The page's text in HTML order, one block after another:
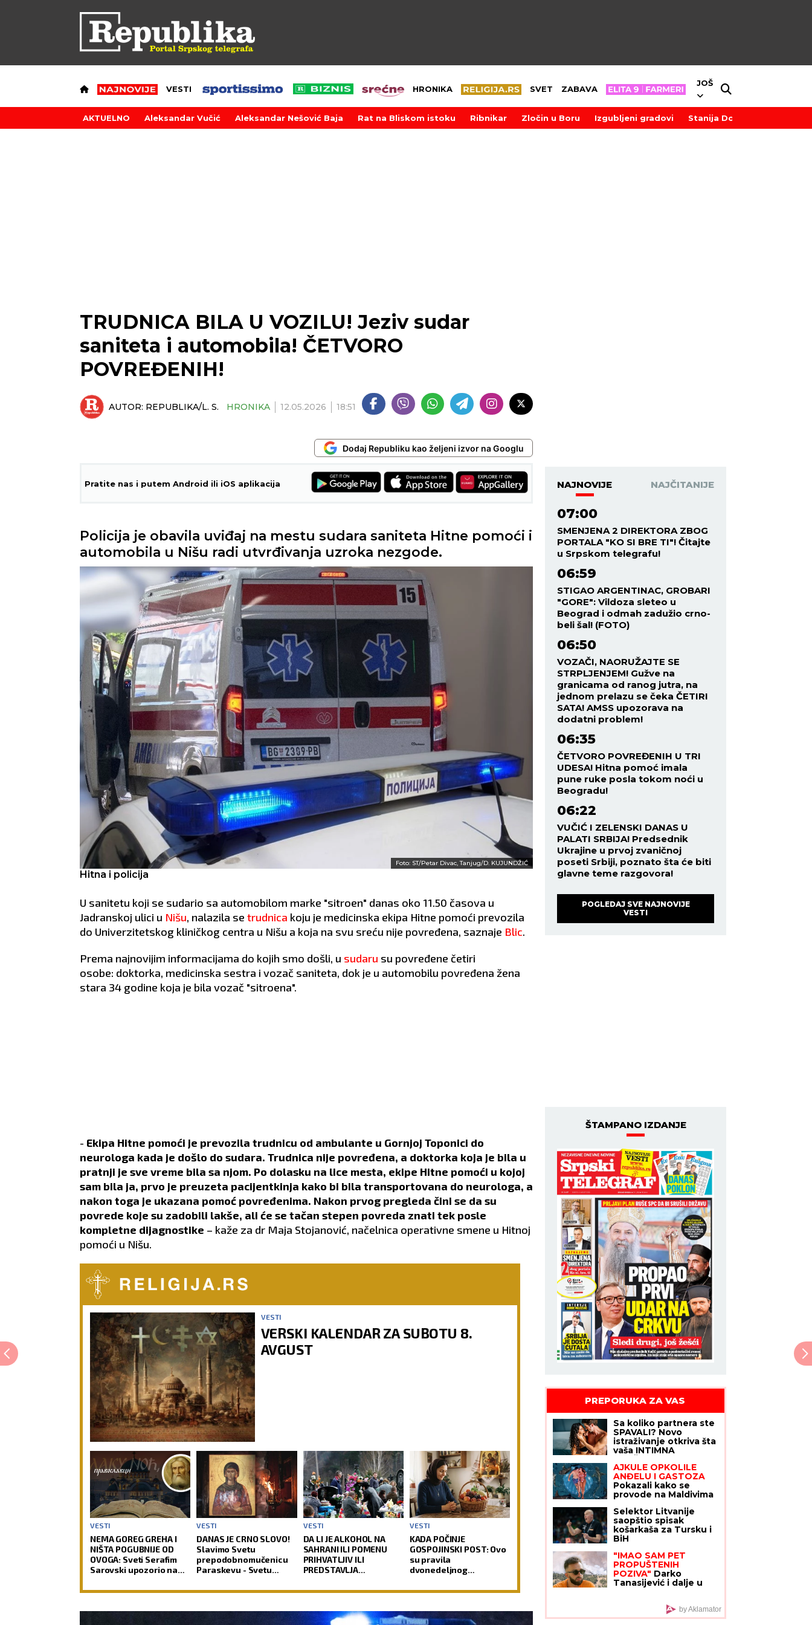
VESTI HRONIKA SVET ZABAVA
JOŠ
AKTUELNO Aleksandar Vučić Aleksandar Nešović Baja Rat na Bliskom istoku Ribnikar Zločin u Boru Izgubljeni gradovi Stanija Dobrojević
TRUDNICA BILA U VOZILU! Jeziv sudar
saniteta i automobila! ČETVORO
POVREĐENIH!
AUTOR: REPUBLIKA/L. S. HRONIKA 12.05.2026 18:51
Dodaj Republiku kao željeni izvor na Googlu
Pratite nas i putem Android ili iOS aplikacija
Policija je obavila uviđaj na mestu sudara saniteta Hitne pomoći i
automobila u Nišu radi utvrđivanja uzroka nezgode.
Foto: ST/Petar Divac, Tanjug/D. KUJUNDŽIĆ
Hitna i policija
U sanitetu koji se sudario sa automobilom marke "sitroen" danas oko 11.50 časova u
Jadranskoj ulici u Nišu, nalazila se trudnica koju je medicinska ekipa Hitne pomoći prevozila
do Univerzitetskog kliničkog centra u Nišu a koja na svu sreću nije povređena, saznaje Blic.
Prema najnovijim informacijama do kojih smo došli, u sudaru su povređene četiri
osobe: doktorka, medicinska sestra i vozač saniteta, dok je u automobilu povređena žena
stara 34 godine koja je bila vozač "sitroena".
- Ekipa Hitne pomoći je prevozila trudnicu od ambulante u Gornjoj Toponici do
neurologa kada je došlo do sudara. Trudnica nije povređena, a doktorka koja je bila u
pratnji je sve vreme bila sa njom. Po dolasku na lice mesta, ekipe Hitne pomoći u kojoj
sam bila ja, prvo je preuzeta pacijentkinja kako bi bila transportovana do neurologa, a
nakon toga je ukazana pomoć povređenima. Nakon prvog pregleda čini se da su
povrede koje su zadobili lakše, ali će se tačan stepen povreda znati tek posle
kompletne dijagnostike – kaže za dr Maja Stojanović, načelnica operativne smene u Hitnoj
pomoći u Nišu.
VESTI
VERSKI KALENDAR ZA SUBOTU 8.
AVGUST
VESTI
NEMA GOREG GREHA I
NIŠTA POGUBNIJE OD
OVOGA: Sveti Serafim
Sarovski upozorio na
teško pronalazi izlaz
VESTI
DANAS JE CRNO SLOVO!
Slavimo Svetu
prepodobnomučenicu
Paraskevu - Svetu
VESTI
DA LI JE ALKOHOL NA
SAHRANI ILI POMENU
PRIHVATLJIV ILI
PREDSTAVLJA
DUŠI POKOJNIKA: Crkva
ovu dilemu
VESTI
KADA POČINJE
GOSPOJINSKI POST: Ovo
su pravila
dvonedeljnog
od najvećih praznika
NAJNOVIJE NAJČITANIJE
07:00
SMENJENA 2 DIREKTORA ZBOG
PORTALA "KO SI BRE TI"! Čitajte
u Srpskom telegrafu!
06:59
STIGAO ARGENTINAC, GROBARI
"GORE": Vildoza sleteo u
Beograd i odmah zadužio crno-
beli šal! (FOTO)
06:50
VOZAČI, NAORUŽAJTE SE
STRPLJENJEM! Gužve na
granicama od ranog jutra, na
jednom prelazu se čeka ČETIRI
SATA! AMSS upozorava na
dodatni problem!
06:35
ČETVORO POVREĐENIH U TRI
UDESA! Hitna pomoć imala
pune ruke posla tokom noći u
Beogradu!
06:22
VUČIĆ I ZELENSKI DANAS U
PALATI SRBIJA! Predsednik
Ukrajine u prvoj zvaničnoj
poseti Srbiji, poznato šta će biti
glavne teme razgovora!
POGLEDAJ SVE NAJNOVIJE
VESTI
ŠTAMPANO IZDANJE
PREPORUKA ZA VAS
TAMARA ĐURIĆ DAJE 560.000 EVRA
KAO JEMSTVO ZA BIVŠEG MUŽA
Želi da se brani sa slobode:
"Verujem da bi i on to uradio za
mene", ovo su svi detalji
Sa koliko partnera ste
SPAVALI? Novo
istraživanje otkriva šta
vaša INTIMNA
ANĐELU I GASTOZA
Pokazali kako se